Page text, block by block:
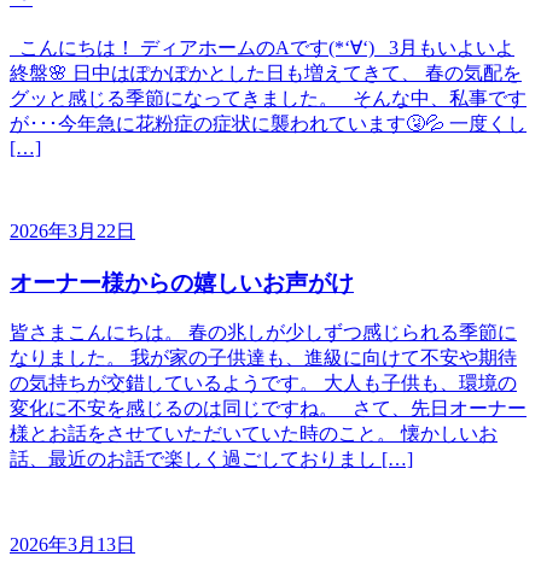
こんにちは！ ディアホームのAです(*‘∀‘) 3月もいよいよ
終盤🌸 日中はぽかぽかとした日も増えてきて、 春の気配を
グッと感じる季節になってきました。 そんな中、私事です
が･･･今年急に花粉症の症状に襲われています🤧💦 一度くし
[…]
2026年3月22日
オーナー様からの嬉しいお声がけ
皆さまこんにちは。 春の兆しが少しずつ感じられる季節に
なりました。 我が家の子供達も、進級に向けて不安や期待
の気持ちが交錯しているようです。 大人も子供も、環境の
変化に不安を感じるのは同じですね。 さて、先日オーナー
様とお話をさせていただいていた時のこと。 懐かしいお
話、最近のお話で楽しく過ごしておりまし […]
2026年3月13日